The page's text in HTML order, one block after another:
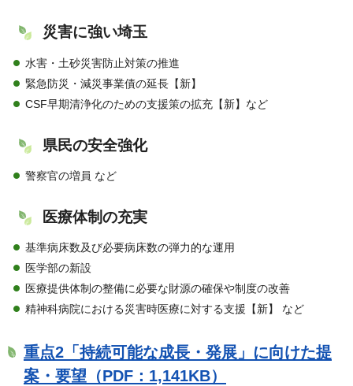
災害に強い埼玉
水害・土砂災害防止対策の推進
緊急防災・減災事業債の延長【新】
CSF早期清浄化のための支援策の拡充【新】など
県民の安全強化
警察官の増員 など
医療体制の充実
基準病床数及び必要病床数の弾力的な運用
医学部の新設
医療提供体制の整備に必要な財源の確保や制度の改善
精神科病院における災害時医療に対する支援【新】 など
重点2「持続可能な成長・発展」に向けた提
案・要望（PDF：1,141KB）